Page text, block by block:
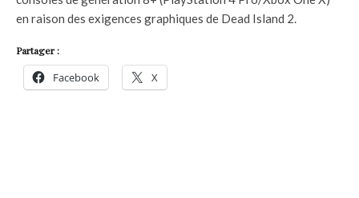
en raison des exigences graphiques de Dead Island 2.
Partager :
Facebook X